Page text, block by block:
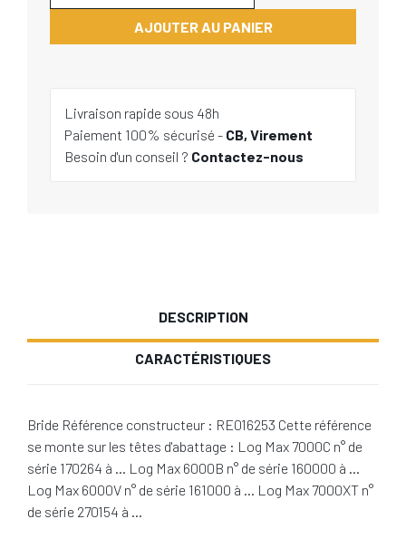
AJOUTER AU PANIER
Livraison rapide sous 48h
Paiement 100% sécurisé - CB, Virement
Besoin d'un conseil ? Contactez-nous
DESCRIPTION
CARACTÉRISTIQUES
Bride Référence constructeur : RE016253 Cette référence
se monte sur les têtes d'abattage : Log Max 7000C n° de
série 170264 à … Log Max 6000B n° de série 160000 à …
Log Max 6000V n° de série 161000 à … Log Max 7000XT n°
de série 270154 à …